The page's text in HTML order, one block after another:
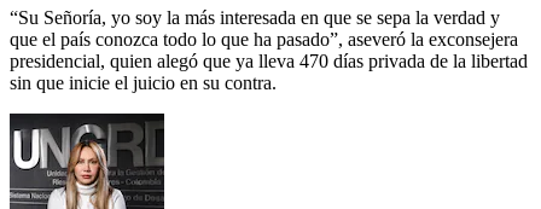
“Su Señoría, yo soy la más interesada en que se sepa la verdad y
que el país conozca todo lo que ha pasado”, aseveró la exconsejera
presidencial, quien alegó que ya lleva 470 días privada de la libertad
sin que inicie el juicio en su contra.